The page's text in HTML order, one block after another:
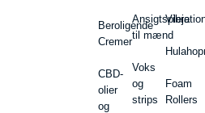
Beroligende
Cremer
CBD-
olier
og
Ansigtspleje
til mænd
Voks
og
strips
Foam
Rollers